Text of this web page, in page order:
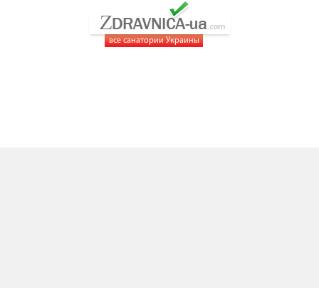
все санатории Украины